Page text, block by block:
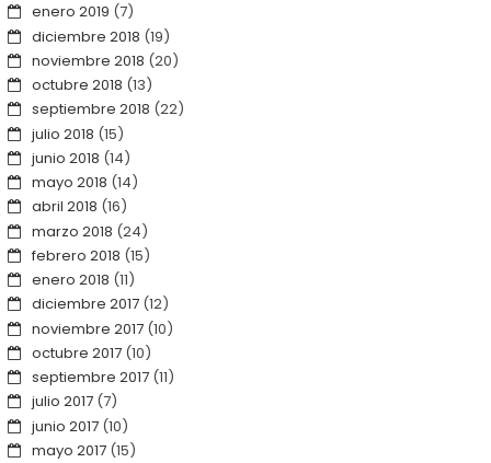
enero 2019 (7)
diciembre 2018 (19)
noviembre 2018 (20)
octubre 2018 (13)
septiembre 2018 (22)
julio 2018 (15)
junio 2018 (14)
mayo 2018 (14)
abril 2018 (16)
marzo 2018 (24)
febrero 2018 (15)
enero 2018 (11)
diciembre 2017(12)
noviembre 2017(10)
octubre 2017(10)
septiembre 2017(11)
julio 2017(7)
junio 2017(10)
mayo 2017(15)